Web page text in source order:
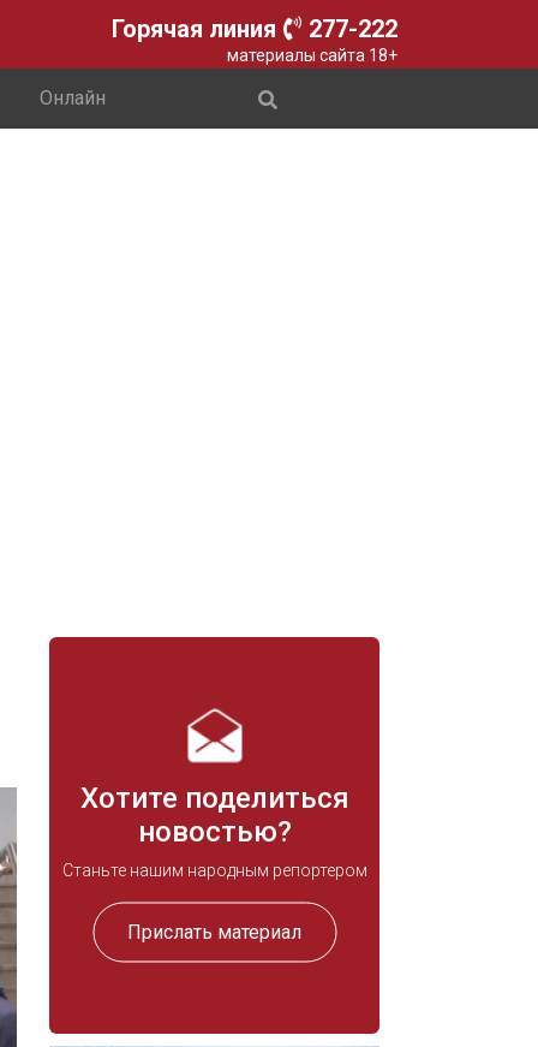
Горячая линия 277-222
материалы сайта 18+
Онлайн
Хотите поделиться
новостью?
Станьте нашим народным репортером
Прислать материал